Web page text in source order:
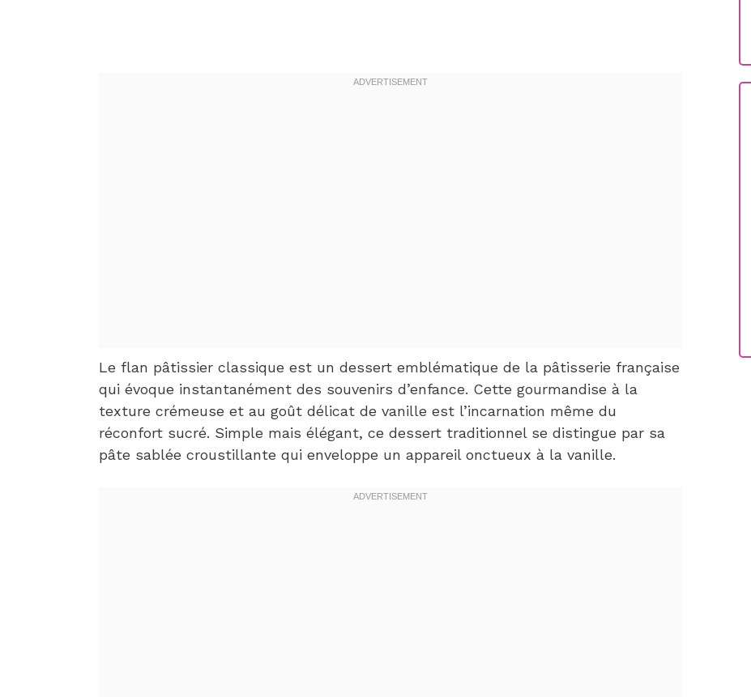
Le flan pâtissier classique est un dessert emblématique de la pâtisserie française
qui évoque instantanément des souvenirs d’enfance. Cette gourmandise à la
texture crémeuse et au goût délicat de vanille est l’incarnation même du
réconfort sucré. Simple mais élégant, ce dessert traditionnel se distingue par sa
pâte sablée croustillante qui enveloppe un appareil onctueux à la vanille.